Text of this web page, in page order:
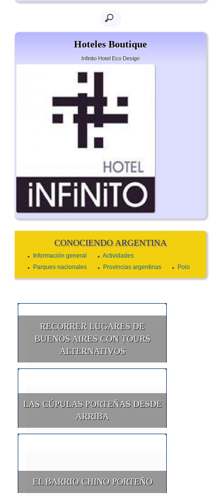
Hoteles Boutique
Infinito Hotel Eco Design
CONOCIENDO ARGENTINA
Información general
Actividades
Parques nacionales
Provincias argentinas Polo
RECORRER LUGARES DE
BUENOS AIRES CON TOURS
ALTERNATIVOS
LAS CÚPULAS PORTEÑAS DESDE
ARRIBA
EL BARRIO CHINO PORTEÑO